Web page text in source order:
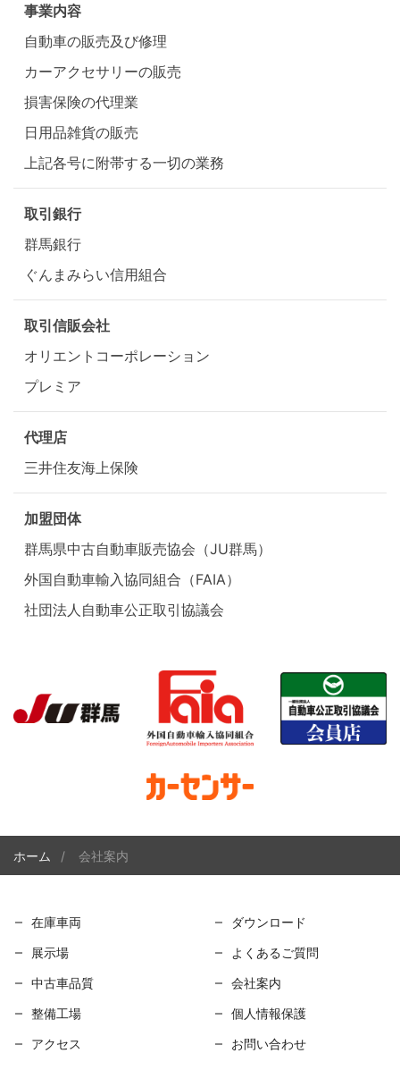
事業内容
自動車の販売及び修理
カーアクセサリーの販売
損害保険の代理業
日用品雑貨の販売
上記各号に附帯する一切の業務
取引銀行
群馬銀行
ぐんまみらい信用組合
取引信販会社
オリエントコーポレーション
プレミア
代理店
三井住友海上保険
加盟団体
群馬県中古自動車販売協会（JU群馬）
外国自動車輸入協同組合（FAIA）
社団法人自動車公正取引協議会
ホーム 会社案内
在庫車両
展示場
中古車品質
整備工場
アクセス
ダウンロード
よくあるご質問
会社案内
個人情報保護
お問い合わせ